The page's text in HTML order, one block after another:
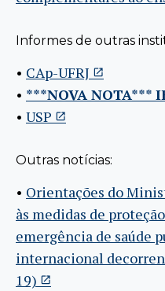
Informes de outras
• CAp-UFRJ
• ***NOVA NOTA***
• USP
Outras notícias:
• Orientações do
às medidas de
emergência de saúde
internacional
19)